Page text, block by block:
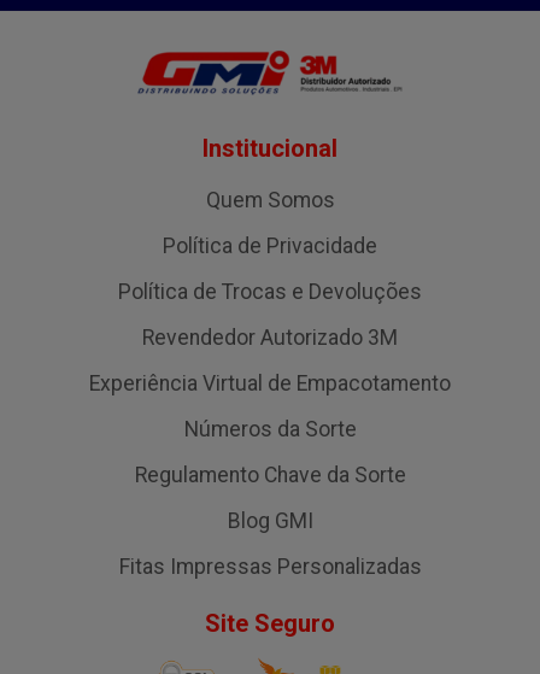
Institucional
Quem Somos
Política de Privacidade
Política de Trocas e Devoluções
Revendedor Autorizado 3M
Experiência Virtual de Empacotamento
Números da Sorte
Regulamento Chave da Sorte
Blog GMI
Fitas Impressas Personalizadas
Site Seguro